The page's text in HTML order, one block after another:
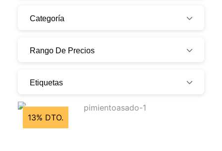
Rango De Precios
Categoría
Etiquetas
13% DTO.